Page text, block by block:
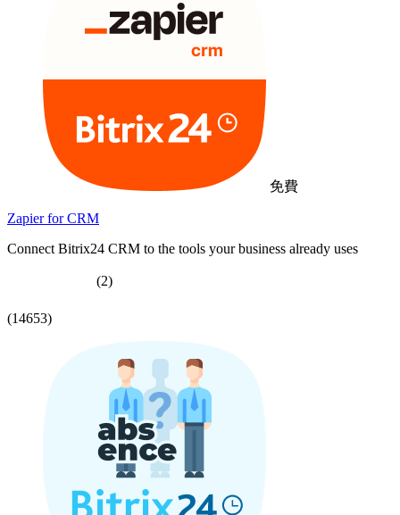
免費
Zapier for CRM
Connect Bitrix24 CRM to the tools your business already uses
(2)
(14653)